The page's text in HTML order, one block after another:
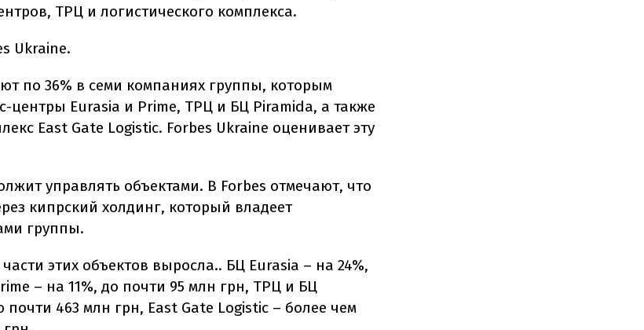
ТРЦ и логистического комплекса.
Ukraine.
по 36% в семи компаниях группы, которым
центры Eurasia и Prime, ТРЦ и БЦ Piramida, а также
East Gate Logistic. Forbes Ukraine оценивает эту
управлять объектами. В Forbes отмечают, что
кипрский холдинг, который владеет
группы.
этих объектов выросла.. БЦ Eurasia – на 24%,
– на 11%, до почти 95 млн грн, ТРЦ и БЦ
почти 463 млн грн, East Gate Logistic – более чем